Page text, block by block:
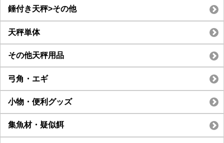
錘付き天秤>その他
天秤単体
その他天秤用品
弓角・エギ
小物・便利グッズ
集魚材・疑似餌